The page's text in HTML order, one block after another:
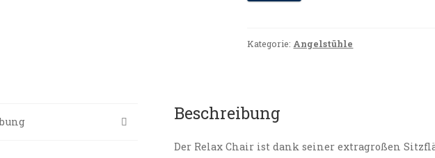
Kategorie: Angelstühle
Beschreibung
Der Relax Chair ist dank seiner extragroßen